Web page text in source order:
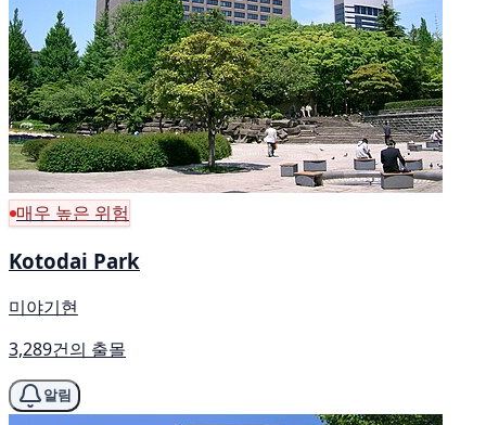
매우 높은 위험
Kotodai Park
미야기현
3,289건의 출몰
알림